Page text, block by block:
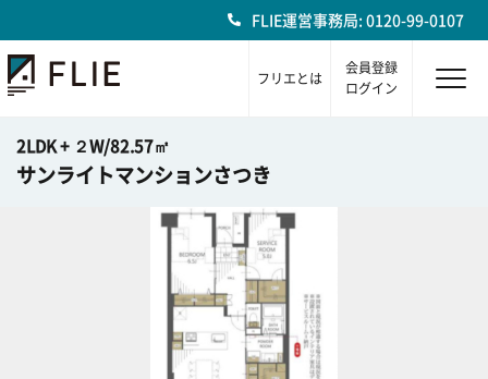
FLIE運営事務局: 0120-99-0107
フリエとは
会員登録
ログイン
2LDK + ２W/82.57㎡
サンライトマンションさつき